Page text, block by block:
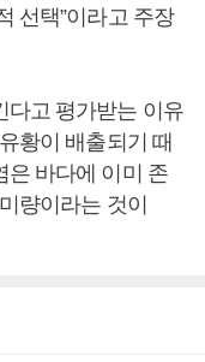
선택”이라고 주장
다고 평가받는 이유
황이 배출되기 때
은 바다에 이미 존
량이라는 것이